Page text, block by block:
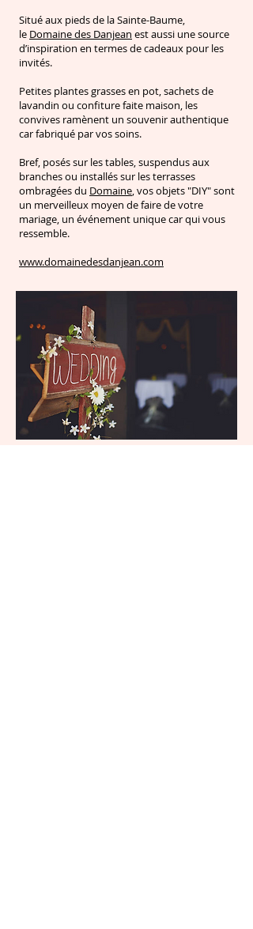
Situé aux pieds de la Sainte-Baume,
le Domaine des Danjean est aussi une source
d’inspiration en termes de cadeaux pour les
invités.
Petites plantes grasses en pot, sachets de
lavandin ou confiture faite maison, les
convives ramènent un souvenir authentique
car fabriqué par vos soins.
Bref, posés sur les tables, suspendus aux
branches ou installés sur les terrasses
ombragées du Domaine, vos objets "DIY" sont
un merveilleux moyen de faire de votre
mariage, un événement unique car qui vous
ressemble.
www.domainedesdanjean.com